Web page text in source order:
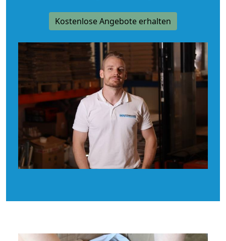
Kostenlose Angebote erhalten